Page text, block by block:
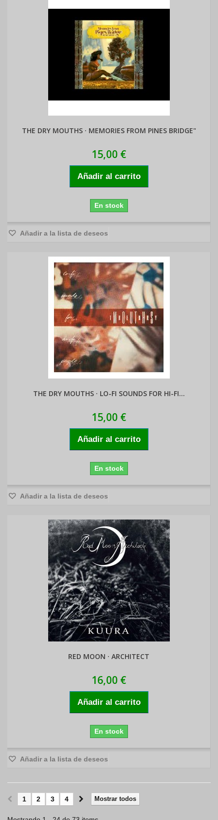
THE DRY MOUTHS · MEMORIES FROM PINES BRIDGE"
15,00 €
Añadir al carrito
En stock
Añadir a la lista de deseos
THE DRY MOUTHS · LO-FI SOUNDS FOR HI-FI...
15,00 €
Añadir al carrito
En stock
Añadir a la lista de deseos
RED MOON · ARCHITECT
16,00 €
Añadir al carrito
En stock
Añadir a la lista de deseos
Mostrar todos
1 2 3 4